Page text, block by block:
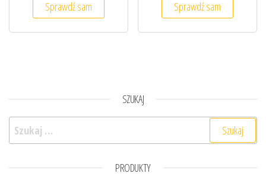
Sprawdź sam Sprawdź sam
SZUKAJ
Szukaj:
PRODUKTY